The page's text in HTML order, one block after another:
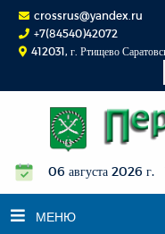
crossrus@yandex.ru
+7(84540)42072
412031, г. Ртищево
06 августа 2026 г.
МЕНЮ